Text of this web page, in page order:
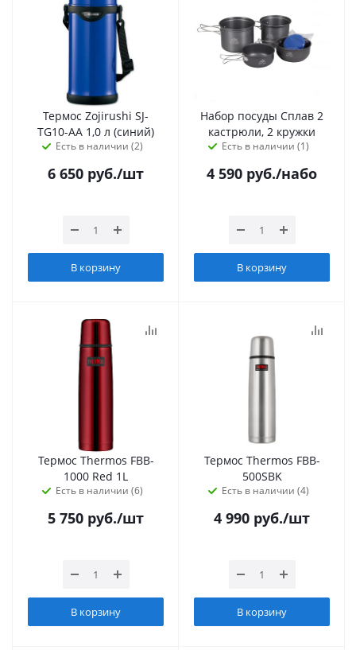
Термос Zojirushi SJ-
TG10-AA 1,0 л (синий)
Есть в наличии (2)
6 650 руб./шт
В корзину
Набор посуды Сплав 2
кастрюли, 2 кружки
Есть в наличии (1)
4 590 руб./набо
В корзину
Термос Thermos FBB-
1000 Red 1L
Есть в наличии (6)
5 750 руб./шт
В корзину
Термос Thermos FBB-
500SBK
Есть в наличии (4)
4 990 руб./шт
В корзину